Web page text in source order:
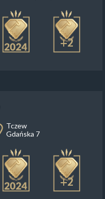
+2
Tczew
Gdańska 7
+2